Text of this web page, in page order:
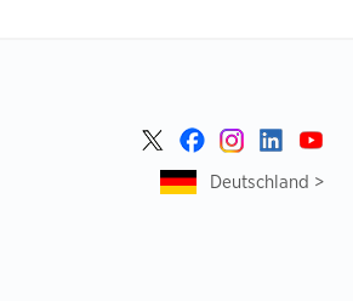
Deutschland >